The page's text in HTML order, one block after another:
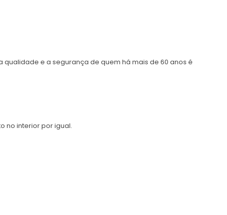
e a segurança de quem há mais de 60 anos é
no interior por igual.